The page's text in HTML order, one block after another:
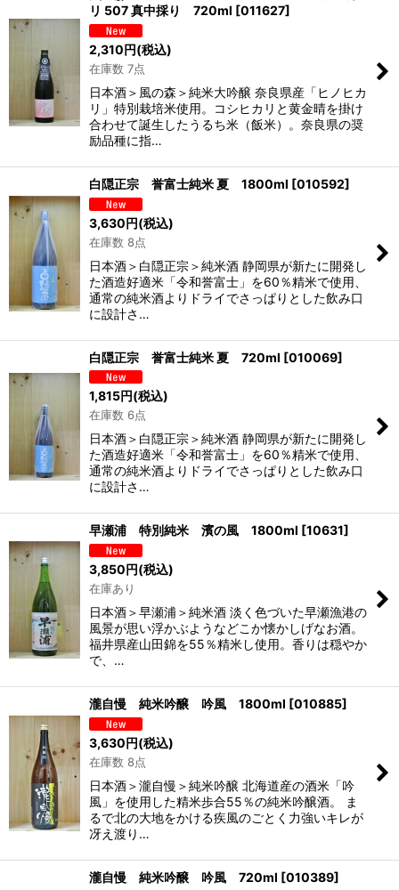
リ 507 真中採り 720ml [011627]
2,310円(税込)
在庫数 7点
日本酒＞風の森＞純米大吟醸 奈良県産「ヒノヒカ
リ」特別栽培米使用。コシヒカリと黄金晴を掛け
合わせて誕生したうるち米（飯米）。奈良県の奨
励品種に指…
白隠正宗 誉富士純米 夏 1800ml [010592]
3,630円(税込)
在庫数 8点
日本酒＞白隠正宗＞純米酒 静岡県が新たに開発し
た酒造好適米「令和誉富士」を60％精米で使用、
通常の純米酒よりドライでさっぱりとした飲み口
に設計さ…
白隠正宗 誉富士純米 夏 720ml [010069]
1,815円(税込)
在庫数 6点
日本酒＞白隠正宗＞純米酒 静岡県が新たに開発し
た酒造好適米「令和誉富士」を60％精米で使用、
通常の純米酒よりドライでさっぱりとした飲み口
に設計さ…
早瀬浦 特別純米 濱の風 1800ml [10631]
3,850円(税込)
在庫あり
日本酒＞早瀬浦＞純米酒 淡く色づいた早瀬漁港の
風景が思い浮かぶようなどこか懐かしげなお酒。
福井県産山田錦を55％精米し使用。香りは穏やか
で、…
瀧自慢 純米吟醸 吟風 1800ml [010885]
3,630円(税込)
在庫数 8点
日本酒＞瀧自慢＞純米吟醸 北海道産の酒米「吟
風」を使用した精米歩合55％の純米吟醸酒。 ま
るで北の大地をかける疾風のごとく力強いキレが
冴え渡り…
瀧自慢 純米吟醸 吟風 720ml [010389]